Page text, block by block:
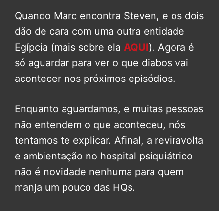
Quando Marc encontra Steven, e os dois
dão de cara com uma outra entidade
Egípcia (mais sobre ela AQUI). Agora é
só aguardar para ver o que diabos vai
acontecer nos próximos episódios.
Enquanto aguardamos, e muitas pessoas
não entendem o que aconteceu, nós
tentamos te explicar. Afinal, a reviravolta
e ambientação no hospital psiquiátrico
não é novidade nenhuma para quem
manja um pouco das HQs.